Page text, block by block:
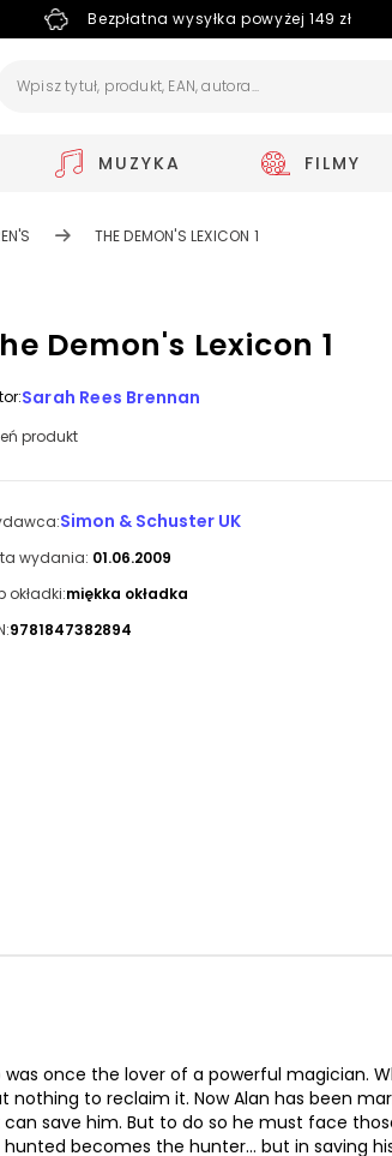
Bezpłatna wysyłka powyżej 149 zł
MUZYKA FILMY
THE DEMON'S LEXICON 1
Demon's Lexicon 1
Sarah Rees Brennan
produkt
Simon & Schuster UK
wydania: 01.06.2009
okładki:miękka okładka
9781847382894
once the lover of a powerful magician.
to reclaim it. Now Alan has been
save him. But to do so he must face
becomes the hunter… but in saving